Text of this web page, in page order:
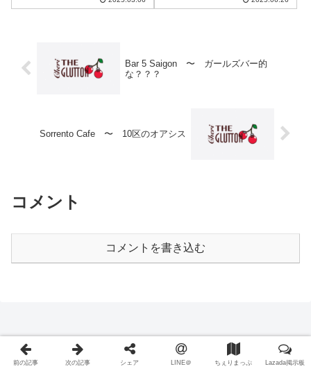
Bar 5 Saigon 〜 ガールズバー的
な？？？
Sorrento Cafe 〜 10区のオアシス
コメント
コメントを書き込む
前の記事 次の記事 シェア LINE＠ ちぇりまっぷ Lazada掲示板